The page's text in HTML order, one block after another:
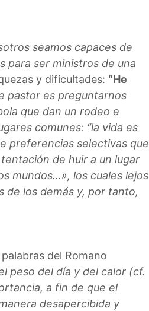
seamos capaces de
para ser ministros de una
y dificultades: “He
pastor es preguntarnos
que dan un rodeo e
comunes: “la vida es
preferencias selectivas que
de huir a un lugar
mundos…», los cuales lejos
de los demás y, por tanto,
del Romano
peso del día y del calor (cf.
a fin de que el
desapercibida y